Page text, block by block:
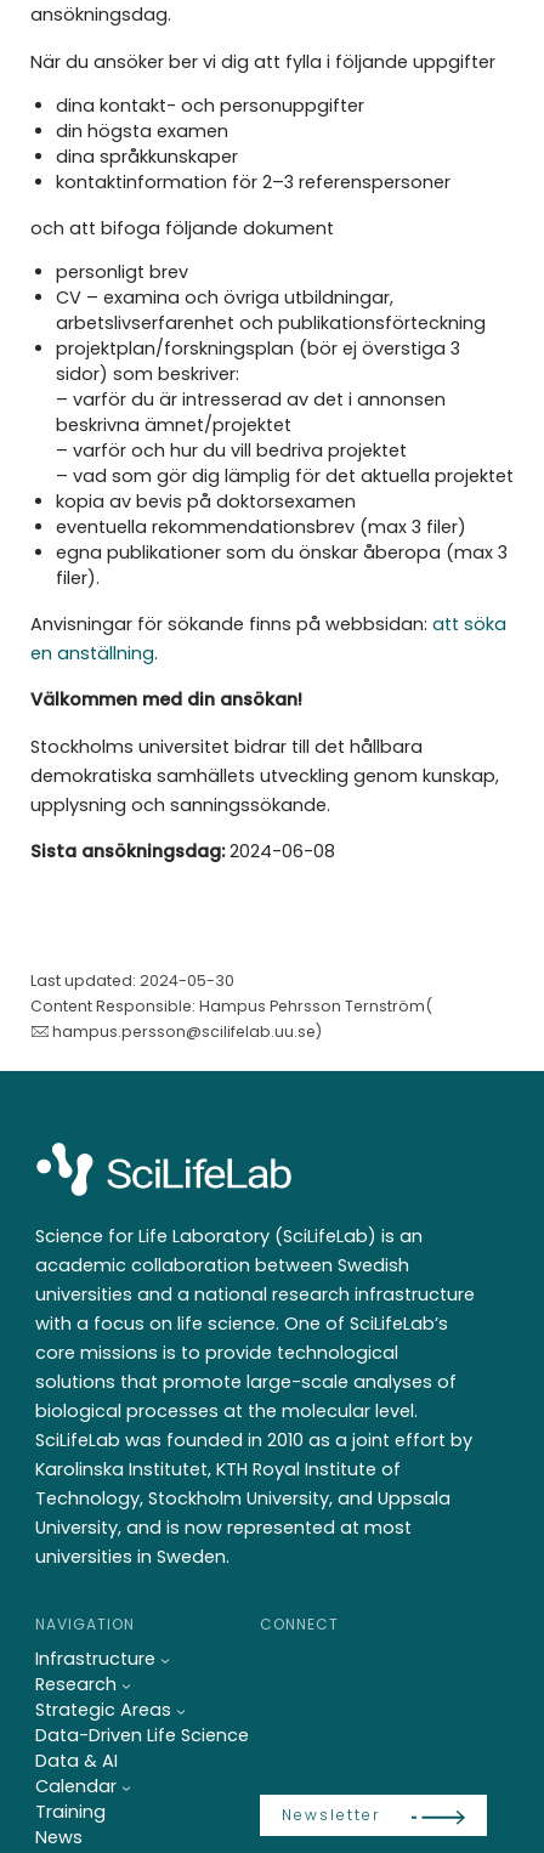
ansökningsdag.
När du ansöker ber vi dig att fylla i följande uppgifter
dina kontakt- och personuppgifter
din högsta examen
dina språkkunskaper
kontaktinformation för 2–3 referenspersoner
och att bifoga följande dokument
personligt brev
CV – examina och övriga utbildningar,
arbetslivserfarenhet och publikationsförteckning
projektplan/forskningsplan (bör ej överstiga 3
sidor) som beskriver:
– varför du är intresserad av det i annonsen
beskrivna ämnet/projektet
– varför och hur du vill bedriva projektet
– vad som gör dig lämplig för det aktuella projektet
kopia av bevis på doktorsexamen
eventuella rekommendationsbrev (max 3 filer)
egna publikationer som du önskar åberopa (max 3
filer).
Anvisningar för sökande finns på webbsidan: att söka
en anställning.
Välkommen med din ansökan!
Stockholms universitet bidrar till det hållbara
demokratiska samhällets utveckling genom kunskap,
upplysning och sanningssökande.
Sista ansökningsdag:2024-06-08
Last updated: 2024-05-30
Content Responsible: Hampus Pehrsson Ternström(
hampus.persson@scilifelab.uu.se)
Science for Life Laboratory (SciLifeLab) is an
academic collaboration between Swedish
universities and a national research infrastructure
with a focus on life science. One of SciLifeLab’s
core missions is to provide technological
solutions that promote large-scale analyses of
biological processes at the molecular level.
SciLifeLab was founded in 2010 as a joint effort by
Karolinska Institutet, KTH Royal Institute of
Technology, Stockholm University, and Uppsala
University, and is now represented at most
universities in Sweden.
NAVIGATION
Infrastructure
Research
Strategic Areas
Data-Driven Life Science
Data & AI
Calendar
Training
News
CONNECT
Newsletter